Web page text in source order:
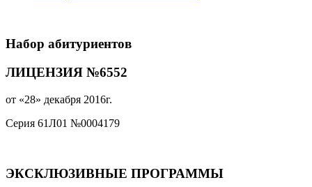
Набор абитуриентов
ЛИЦЕНЗИЯ №6552
от «28» декабря 2016г.
Серия 61Л01 №0004179
ЭКСКЛЮЗИВНЫЕ ПРОГРАММЫ